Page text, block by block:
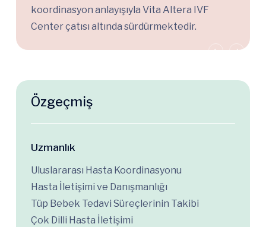
koordinasyon anlayışıyla Vita Altera IVF
Center çatısı altında sürdürmektedir.
Özgeçmiş
Uzmanlık
Uluslararası Hasta Koordinasyonu
Hasta İletişimi ve Danışmanlığı
Tüp Bebek Tedavi Süreçlerinin Takibi
Çok Dilli Hasta İletişimi